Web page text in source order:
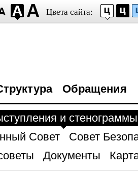
Цвета сайта:
Обращения
и стенограммы
Совет
Совет
Документы